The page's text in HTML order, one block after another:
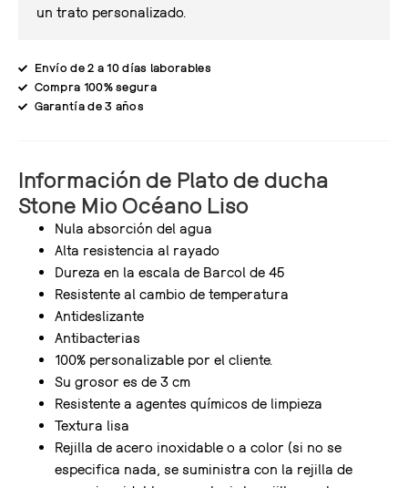
un trato personalizado.
Envío de 2 a 10 días laborables
Compra 100% segura
Garantía de 3 años
Información de Plato de ducha
Stone Mio Océano Liso
Nula absorción del agua
Alta resistencia al rayado
Dureza en la escala de Barcol de 45
Resistente al cambio de temperatura
Antideslizante
Antibacterias
100% personalizable por el cliente.
Su grosor es de 3 cm
Resistente a agentes químicos de limpieza
Textura lisa
Rejilla de acero inoxidable o a color (si no se
especifica nada, se suministra con la rejilla de